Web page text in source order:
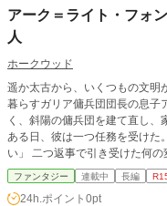
アーク＝ライト・フォ
人
ホークウッド
遥か太古から、いくつもの文明
暮らすガリア傭兵団団長の息子
く、斜陽の傭兵団を建て直し、家
ある日、彼は一つ任務を受けた。 「川辺の村を占拠した山賊を討伐して欲し
い」 二つ返事で引き受けた何の変哲もない依頼が、後に陰謀渦巻く超古代の
神々の戦に繋がっていくなど、
た……
ファンタジー 連載中 長編
24h.ポイント 0pt